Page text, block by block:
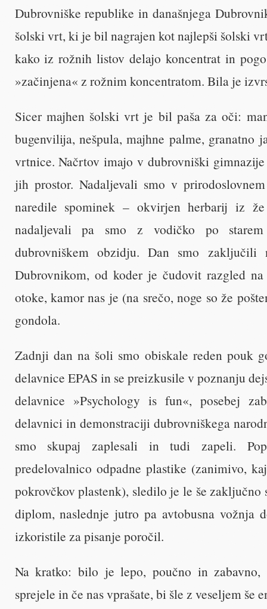
Dubrovniške republike in današnjega
šolski vrt, ki je bil nagrajen kot najlepši šolski
kako iz rožnih listov delajo koncentrat in
»začinjena« z rožnim koncentratom. Bila je
Sicer majhen šolski vrt je bil paša za oči:
bugenvilija, nešpula, majhne palme, granatno
vrtnice. Načrtov imajo v dubrovniški
jih prostor. Nadaljevali smo v
naredile spominek – okvirjen herbarij iz
nadaljevali pa smo z vodičko po
dubrovniškem obzidju. Dan smo
Dubrovnikom, od koder je čudovit razgled
otoke, kamor nas je (na srečo, noge so že
gondola.
Zadnji dan na šoli smo obiskale reden pouk
delavnice EPAS in se preizkusile v poznanju
delavnice »Psychology is fun«, posebej
delavnici in demonstraciji dubrovniškega
smo skupaj zaplesali in tudi zapeli.
predelovalnico odpadne plastike (zanimivo,
pokrovčkov plastenk), sledilo je le še zaključno
diplom, naslednje jutro pa avtobusna vožnja
izkoristile za pisanje poročil.
Na kratko: bilo je lepo, poučno in zabavno,
sprejele in če nas vprašate, bi šle z veseljem še